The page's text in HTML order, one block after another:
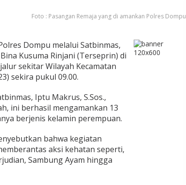
Foto : Pasangan Remaja yang di amankan Polres Dompu
Dompu melalui Satbinmas,
Kusuma Rinjani (Terseprin) di
sekitar Wilayah Kecamatan
sekira pukul 09.00.
Iptu Makrus, S.Sos.,
ini berhasil mengamankan 13
berjenis kelamin perempuan.
bahwa kegiatan
aksi kehatan seperti,
Sambung Ayam hingga